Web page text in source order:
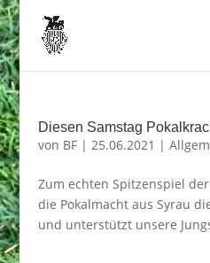
Diesen Samstag
von BF| 25.06.2021 |
Zum echten Spitzenspiel
die Pokalmacht aus Syrau
und unterstützt unsere